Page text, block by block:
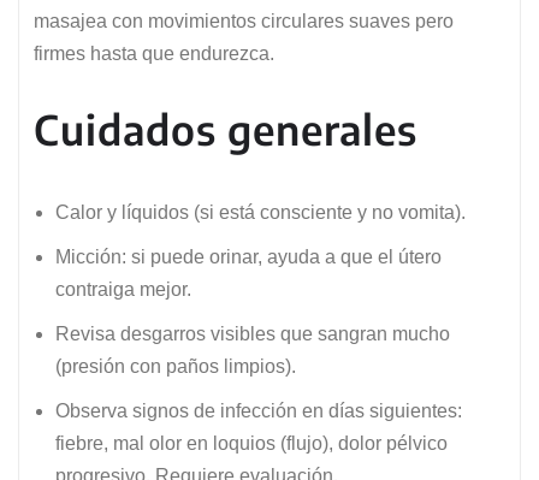
masajea con movimientos circulares suaves pero
firmes hasta que endurezca.
Cuidados generales
Calor y líquidos (si está consciente y no vomita).
Micción: si puede orinar, ayuda a que el útero
contraiga mejor.
Revisa desgarros visibles que sangran mucho
(presión con paños limpios).
Observa signos de infección en días siguientes:
fiebre, mal olor en loquios (flujo), dolor pélvico
progresivo. Requiere evaluación.